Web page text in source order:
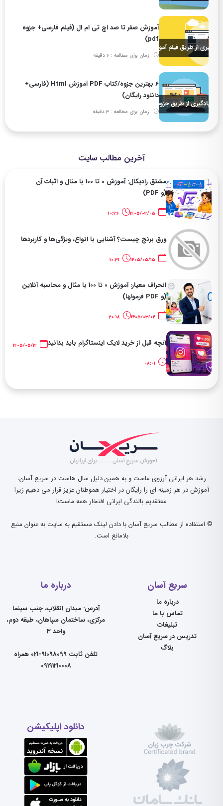
آموزش صفر تا صد اچ تی ام ال (فیلم فارسی+ جزوه
pdf)
زمان برای مطالعه : 6 دقیقه
6 بهترین جزوه/کتاب PDF آموزش Html (فارسی+
دانلود رایگان)
زمان برای مطالعه : 3 دقیقه
آخرین مطالب سایت
مشتق رادیکال: آموزش 0 تا 100 با مثال و اثبات آن
(و PDF)
10:36
ورق برنج چیست؟ آشنایی با انواع، ویژگی‌ها و کاربردها
انحراف معیار: آموزش 0 تا 100 با مثال و محاسبه آنلاین
(و PDF فرمولها)
20:18
آنچه قبل از خرید لایک اینستاگرام باید بدانید
رشد هر ایرانی آرزوی ماست و به همین دلیل سال هاست در سریع آسان،
آموزش در هر زمینه ای را رایگان در اختیار هموطنان عزیز قرار می دهیم زیرا
معتقدیم بالندگی ایرانی افتخار همه ماست!
© استفاده از مطالب سریع آسان با دادن لینک مستقیم به سایت به عنوان منبع
بلامانع است.
سریع آسان
درباره ما
تماس با ما
تبلیغات
تدریس در سریع آسان
بلاگ
درباره ما
آدرس: میدان انقلاب، جنب سینما
مرکزی، ساختمان سپاهان، طبقه دوم،
واحد 3
تلفن ثابت 91098099-021 همراه
09191210008
دانلود اپلیکیشن